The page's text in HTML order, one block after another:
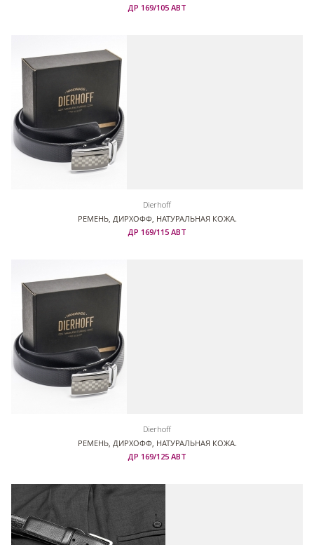
ДР 169/105 АВТ
Dierhoff
РЕМЕНЬ, ДИРХОФФ, НАТУРАЛЬНАЯ КОЖА.
ДР 169/115 АВТ
Dierhoff
РЕМЕНЬ, ДИРХОФФ, НАТУРАЛЬНАЯ КОЖА.
ДР 169/125 АВТ